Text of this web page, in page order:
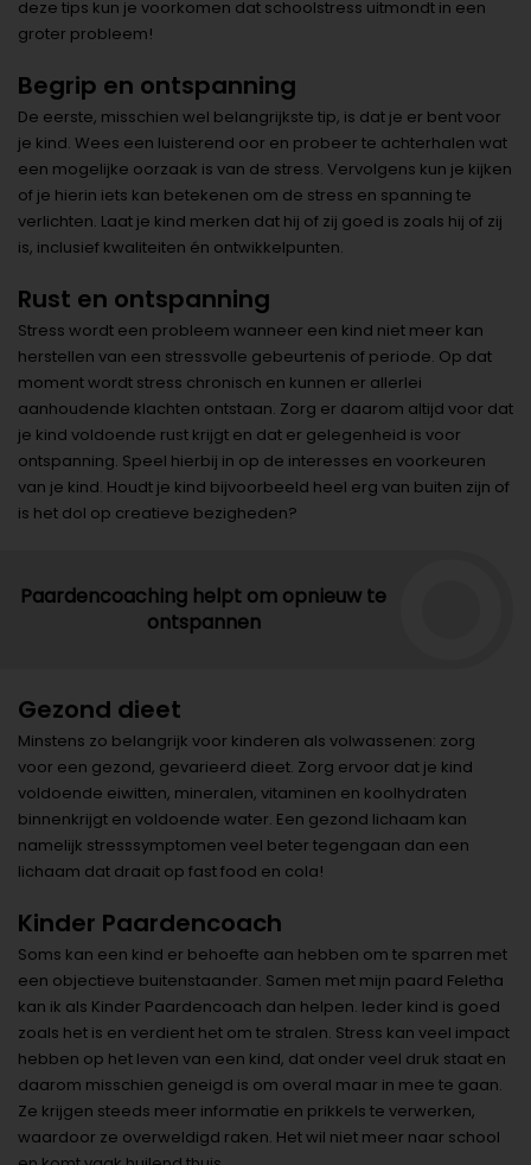
deze tips kun je voorkomen dat schoolstress uitmondt in een
groter probleem!
Begrip en ontspanning
De eerste, misschien wel belangrijkste tip, is dat je er bent voor
je kind. Wees een luisterend oor en probeer te achterhalen wat
een mogelijke oorzaak is van de stress. Vervolgens kun je kijken
of je hierin iets kan betekenen om de stress en spanning te
verlichten. Laat je kind merken dat hij of zij goed is zoals hij of zij
is, inclusief kwaliteiten én ontwikkelpunten.
Rust en ontspanning
Stress wordt een probleem wanneer een kind niet meer kan
herstellen van een stressvolle gebeurtenis of periode. Op dat
moment wordt stress chronisch en kunnen er allerlei
aanhoudende klachten ontstaan. Zorg er daarom altijd voor dat
je kind voldoende rust krijgt en dat er gelegenheid is voor
ontspanning. Speel hierbij in op de interesses en voorkeuren
van je kind. Houdt je kind bijvoorbeeld heel erg van buiten zijn of
is het dol op creatieve bezigheden?
Paardencoaching helpt om opnieuw te
ontspannen
Gezond dieet
Minstens zo belangrijk voor kinderen als volwassenen: zorg
voor een gezond, gevarieerd dieet. Zorg ervoor dat je kind
voldoende eiwitten, mineralen, vitaminen en koolhydraten
binnenkrijgt en voldoende water. Een gezond lichaam kan
namelijk stresssymptomen veel beter tegengaan dan een
lichaam dat draait op fast food en cola!
Kinder Paardencoach
Soms kan een kind er behoefte aan hebben om te sparren met
een objectieve buitenstaander. Samen met mijn paard Feletha
kan ik als Kinder Paardencoach dan helpen. Ieder kind is goed
zoals het is en verdient het om te stralen. Stress kan veel impact
hebben op het leven van een kind, dat onder veel druk staat en
daarom misschien geneigd is om overal maar in mee te gaan.
Ze krijgen steeds meer informatie en prikkels te verwerken,
waardoor ze overweldigd raken. Het wil niet meer naar school